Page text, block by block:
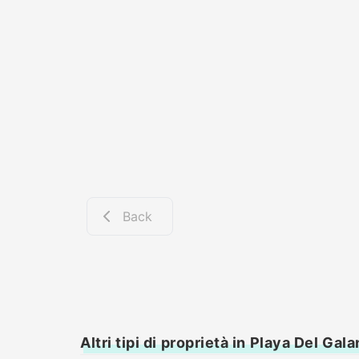
Back
Altri tipi di proprietà in Playa Del